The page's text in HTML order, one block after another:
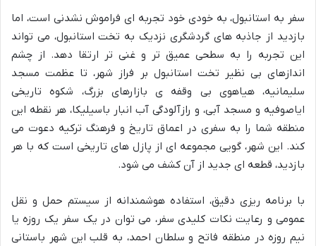
سفر به استانبول، به خودی خود تجربه ای فراموش نشدنی است، اما
بازدید از جاذبه های گردشگری نزدیک به تخت استانبول، می تواند
این تجربه را به سطحی عمیق تر و غنی تر ارتقا دهد. از چشم
اندازهای بی نظیر تخت استانبول بر فراز شهر، تا عظمت مسجد
سلیمانیه، هیاهوی بی وقفه ی بازارهای بزرگ، شکوه تاریخی
ایاصوفیه و مسجد آبی، و رازآلودگی آب انبار باسیلیکا، هر نقطه این
منطقه شما را به سفری در اعماق تاریخ و فرهنگ ترکیه دعوت می
کند. این شهر، گویی مجموعه ای از پازل های تاریخی است که با هر
بازدید، قطعه ای جدید از آن کشف می شود.
با برنامه ریزی دقیق، استفاده هوشمندانه از سیستم حمل و نقل
عمومی و رعایت نکات کلیدی سفر، می توان در یک سفر یک روزه یا
نیم روزه در منطقه فاتح و سلطان احمد، به قلب این شهر باستانی